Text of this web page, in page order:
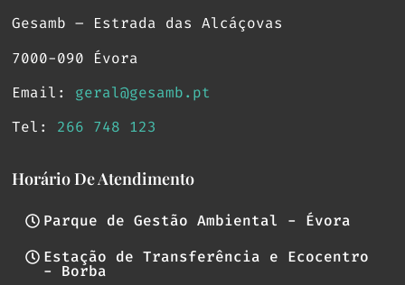
Gesamb – Estrada das Alcáçovas
7000-090 Évora
Email: geral@gesamb.pt
Tel: 266 748 123
Horário De Atendimento
Parque de Gestão Ambiental - Évora
Estação de Transferência e Ecocentro
- Borba